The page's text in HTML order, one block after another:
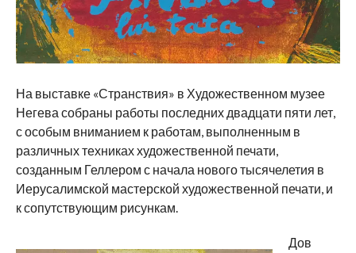
На выставке «Странствия» в Художественном музее
Негева собраны работы последних двадцати пяти лет,
с особым вниманием к работам, выполненным в
различных техниках художественной печати,
созданным Геллером с начала нового тысячелетия в
Иерусалимской мастерской художественной печати, и
к сопутствующим рисункам.
Дов